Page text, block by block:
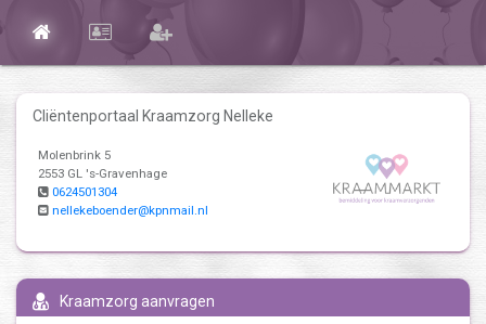
Cliëntenportaal Kraamzorg Nelleke
Molenbrink 5
2553 GL 's-Gravenhage
0624501304
nellekeboender@kpnmail.nl
Kraamzorg aanvragen